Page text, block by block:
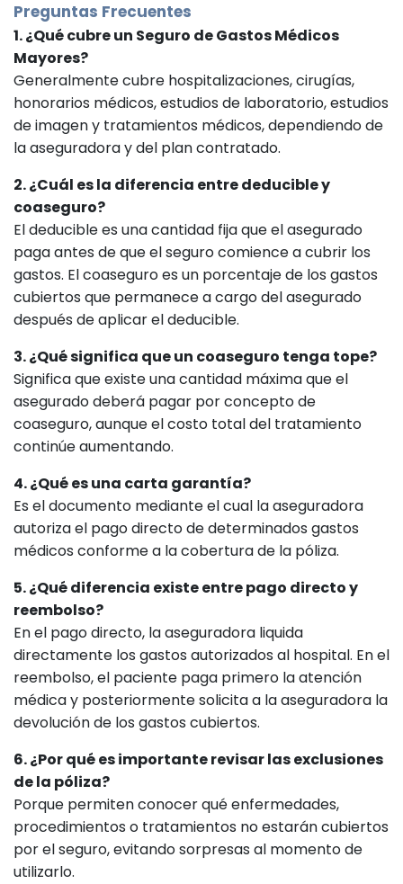
Preguntas Frecuentes
1. ¿Qué cubre un Seguro de Gastos Médicos
Mayores?
Generalmente cubre hospitalizaciones, cirugías,
honorarios médicos, estudios de laboratorio, estudios
de imagen y tratamientos médicos, dependiendo de
la aseguradora y del plan contratado.
2. ¿Cuál es la diferencia entre deducible y
coaseguro?
El deducible es una cantidad fija que el asegurado
paga antes de que el seguro comience a cubrir los
gastos. El coaseguro es un porcentaje de los gastos
cubiertos que permanece a cargo del asegurado
después de aplicar el deducible.
3. ¿Qué significa que un coaseguro tenga tope?
Significa que existe una cantidad máxima que el
asegurado deberá pagar por concepto de
coaseguro, aunque el costo total del tratamiento
continúe aumentando.
4. ¿Qué es una carta garantía?
Es el documento mediante el cual la aseguradora
autoriza el pago directo de determinados gastos
médicos conforme a la cobertura de la póliza.
5. ¿Qué diferencia existe entre pago directo y
reembolso?
En el pago directo, la aseguradora liquida
directamente los gastos autorizados al hospital. En el
reembolso, el paciente paga primero la atención
médica y posteriormente solicita a la aseguradora la
devolución de los gastos cubiertos.
6. ¿Por qué es importante revisar las exclusiones
de la póliza?
Porque permiten conocer qué enfermedades,
procedimientos o tratamientos no estarán cubiertos
por el seguro, evitando sorpresas al momento de
utilizarlo.